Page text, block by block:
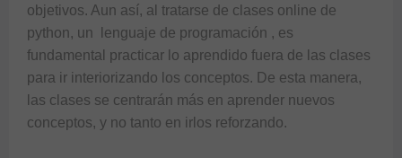
objetivos. Aun así, al tratarse de clases online de
python, un
lenguaje de programación , es
fundamental practicar lo aprendido fuera de las clases
para ir interiorizando los conceptos. De esta manera,
las clases se centrarán más en aprender nuevos
conceptos, y no tanto en irlos reforzando.